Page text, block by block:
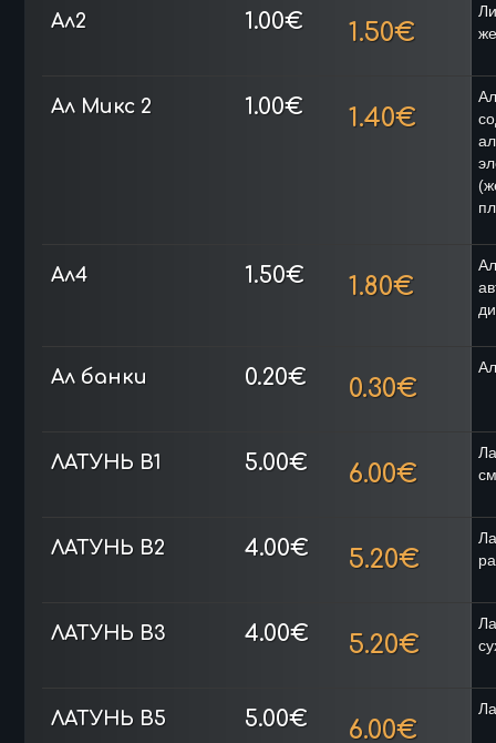
Ал2 1.00€ 1.50€
Ал Микс 2 1.00€ 1.40€
Ал4 1.50€ 1.80€
Ал банки 0.20€ 0.30€
ЛАТУНЬ B1 5.00€ 6.00€
ЛАТУНЬ B2 4.00€ 5.20€
ЛАТУНЬ B3 4.00€ 5.20€
ЛАТУНЬ B5 5.00€ 6.00€